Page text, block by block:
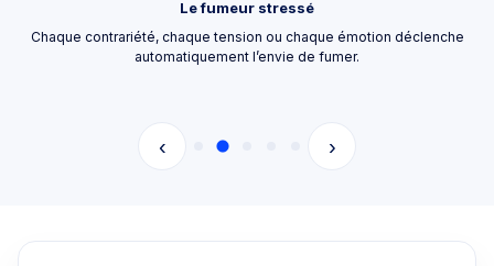
Le fumeur stressé
Chaque contrariété, chaque tension ou chaque émotion déclenche
automatiquement l’envie de fumer.
‹ ›